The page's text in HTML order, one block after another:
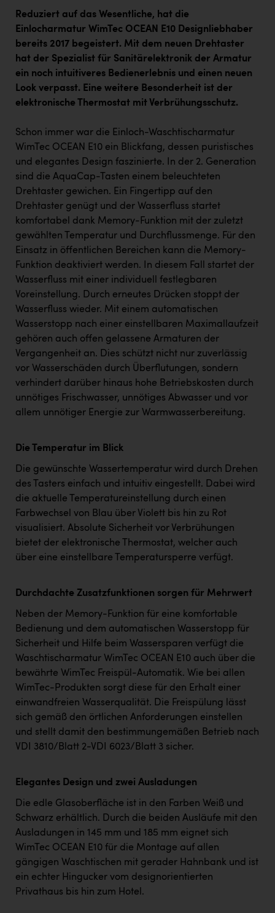
Reduziert auf das Wesentliche, hat die
Einlocharmatur WimTec OCEAN E10 Designliebhaber
bereits 2017 begeistert. Mit dem neuen Drehtaster
hat der Spezialist für Sanitärelektronik der Armatur
ein noch intuitiveres Bedienerlebnis und einen neuen
Look verpasst. Eine weitere Besonderheit ist der
elektronische Thermostat mit Verbrühungsschutz.
Schon immer war die Einloch-Waschtischarmatur
WimTec OCEAN E10 ein Blickfang, dessen puristisches
und elegantes Design faszinierte. In der 2. Generation
sind die AquaCap-Tasten einem beleuchteten
Drehtaster gewichen. Ein Fingertipp auf den
Drehtaster genügt und der Wasserfluss startet
komfortabel dank Memory-Funktion mit der zuletzt
gewählten Temperatur und Durchflussmenge. Für den
Einsatz in öffentlichen Bereichen kann die Memory-
Funktion deaktiviert werden. In diesem Fall startet der
Wasserfluss mit einer individuell festlegbaren
Voreinstellung. Durch erneutes Drücken stoppt der
Wasserfluss wieder. Mit einem automatischen
Wasserstopp nach einer einstellbaren Maximallaufzeit
gehören auch offen gelassene Armaturen der
Vergangenheit an. Dies schützt nicht nur zuverlässig
vor Wasserschäden durch Überflutungen, sondern
verhindert darüber hinaus hohe Betriebskosten durch
unnötiges Frischwasser, unnötiges Abwasser und vor
allem unnötiger Energie zur Warmwasserbereitung.
Die Temperatur im Blick
Die gewünschte Wassertemperatur wird durch Drehen
des Tasters einfach und intuitiv eingestellt. Dabei wird
die aktuelle Temperatureinstellung durch einen
Farbwechsel von Blau über Violett bis hin zu Rot
visualisiert. Absolute Sicherheit vor Verbrühungen
bietet der elektronische Thermostat, welcher auch
über eine einstellbare Temperatursperre verfügt.
Durchdachte Zusatzfunktionen sorgen für Mehrwert
Neben der Memory-Funktion für eine komfortable
Bedienung und dem automatischen Wasserstopp für
Sicherheit und Hilfe beim Wassersparen verfügt die
Waschtischarmatur WimTec OCEAN E10 auch über die
bewährte WimTec Freispül-Automatik. Wie bei allen
WimTec-Produkten sorgt diese für den Erhalt einer
einwandfreien Wasserqualität. Die Freispülung lässt
sich gemäß den örtlichen Anforderungen einstellen
und stellt damit den bestimmungemäßen Betrieb nach
VDI 3810/Blatt 2-VDI 6023/Blatt 3 sicher.
Elegantes Design und zwei Ausladungen
Die edle Glasoberfläche ist in den Farben Weiß und
Schwarz erhältlich. Durch die beiden Ausläufe mit den
Ausladungen in 145 mm und 185 mm eignet sich
WimTec OCEAN E10 für die Montage auf allen
gängigen Waschtischen mit gerader Hahnbank und ist
ein echter Hingucker vom designorientierten
Privathaus bis hin zum Hotel.